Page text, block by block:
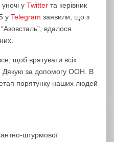
у Twitter та керівник
у Telegram заявили, що з
вдалося
щоб врятувати всіх
Дякую за допомогу ООН. В
порятунку наших людей
штурмової